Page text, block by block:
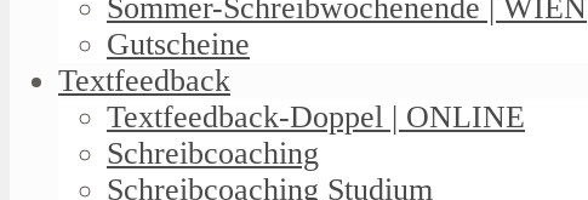
Sommer-Schreibwochenende | WIEN
Gutscheine
Textfeedback
Textfeedback-Doppel | ONLINE
Schreibcoaching
Schreibcoaching Studium